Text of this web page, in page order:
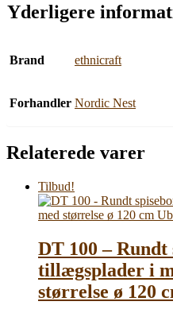
Yderligere
Brand ethnicraft
Forhandler Nordic Nest
Relaterede varer
Tilbud!
DT 100 – Rundt
tillægsplader i
størrelse ø 120